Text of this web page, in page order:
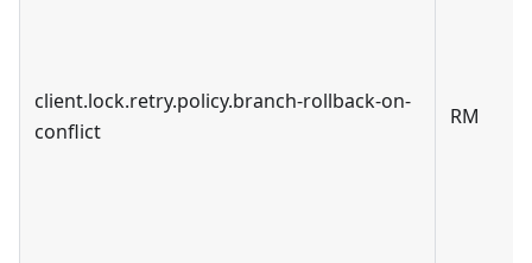
client.lock.retry.policy.branch-rollback-on-
conflict
RM